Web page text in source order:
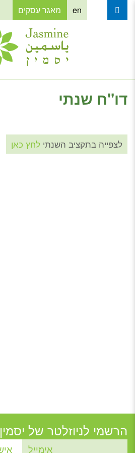
en מאגר עסקים
דו"ח שנתי
לצפייה בתקציב השנתי לחץ כאן
הרשמי לניוזלטר של יסמין